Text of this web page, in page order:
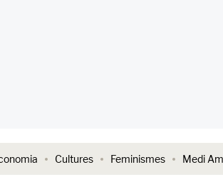
Cultures Feminismes Medi